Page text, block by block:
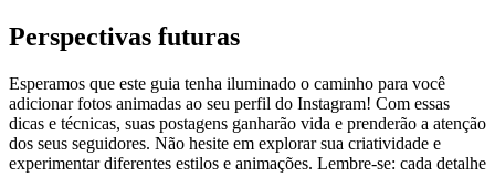
Perspectivas futuras
Esperamos ⁤que este guia tenha ⁤iluminado o caminho ‌para você
adicionar fotos animadas ao seu perfil do Instagram! Com⁤ essas
dicas‍ e técnicas, suas postagens⁤ ganharão vida e prenderão a atenção
dos seus seguidores. Não hesite em explorar⁣ sua criatividade e
experimentar diferentes estilos e animações.⁢ Lembre-se: cada detalhe